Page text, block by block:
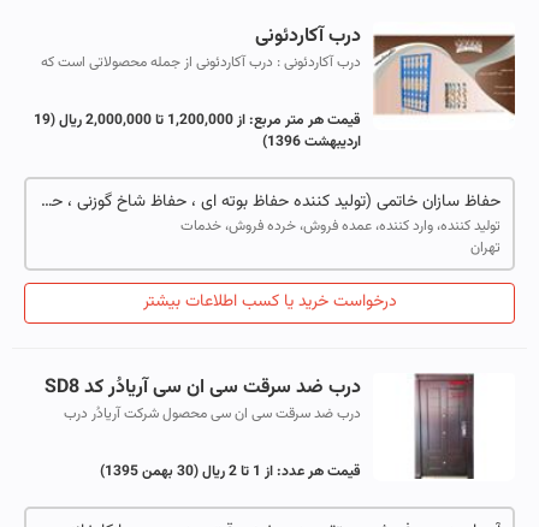
درب آکاردئونی
درب آکاردئونی : درب آکاردئونی از جمله محصولاتی است که
قیمت هر متر مربع:از 1,200,000 تا 2,000,000 ریال
(19
اردیبهشت 1396)
حفاظ سازان خاتمی (تولید کننده حفاظ بوته ای ، حفاظ شاخ گوزنی ، حفاظ نیزه ای و درب آکاردئونی)
تولید کننده، وارد کننده، عمده فروش، خرده فروش، خدمات
تهران
درخواست خرید یا کسب اطلاعات بیشتر
درب ضد سرقت سی ان سی آریادُر کد SD8
درب ضد سرقت سی ان سی محصول شرکت آریادُر درب
قیمت هر عدد:از 1 تا 2 ریال (30 بهمن 1395)